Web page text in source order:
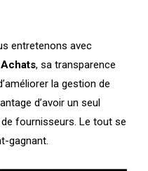
entretenons avec
, sa transparence
la gestion de
d’avoir un seul
fournisseurs. Le tout se
gagnant.